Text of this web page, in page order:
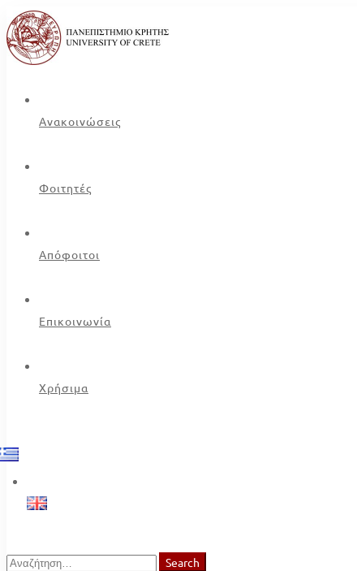
Ανακοινώσεις
Φοιτητές
Απόφοιτοι
Επικοινωνία
Χρήσιμα
Search
Search